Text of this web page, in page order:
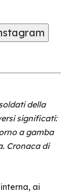
della
significati:
a gamba
Cronaca di
ai